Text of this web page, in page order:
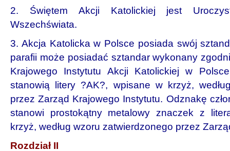
2. Świętem Akcji Katolickiej jest
Wszechświata.
3. Akcja Katolicka w Polsce posiada swój
parafii może posiadać sztandar wykonany
Krajowego Instytutu Akcji Katolickiej w
stanowią litery ?AK?, wpisane w krzyż,
przez Zarząd Krajowego Instytutu. Odznakę
stanowi prostokątny metalowy znaczek z
krzyż, według wzoru zatwierdzonego przez
Rozdział II